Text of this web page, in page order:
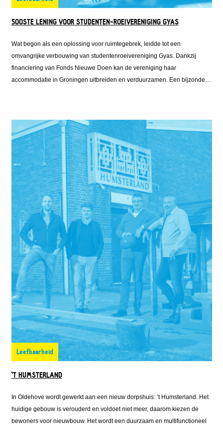
500STE LENING VOOR STUDENTEN-ROEIVERENIGING GYAS
Wat begon als een oplossing voor ruimtegebrek, leidde tot een
omvangrijke verbouwing van studentenroeivereniging Gyas. Dankzij
financiering van Fonds Nieuwe Doen kan de vereniging haar
accommodatie in Groningen uitbreiden en verduurzamen. Een bijzondere
Leefbaarheid
'T HUMSTERLAND
In Oldehove wordt gewerkt aan een nieuw dorpshuis: ’t Humsterland. Het
huidige gebouw is verouderd en voldoet niet meer, daarom kiezen de
bewoners voor nieuwbouw. Het wordt een duurzaam en multifunctioneel